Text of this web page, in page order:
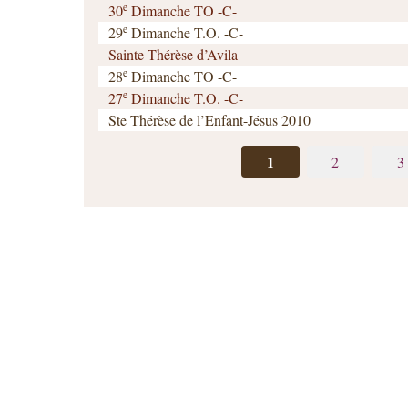
30e Dimanche TO -C-
29e Dimanche T.O. -C-
Sainte Thérèse d’Avila
28e Dimanche TO -C-
27e Dimanche T.O. -C-
Ste Thérèse de l’Enfant-Jésus 2010
1 2 3